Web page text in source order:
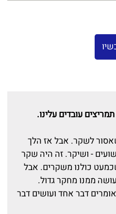
עובדים עלינו.
לשקר. אבל אז הלך
- ושיקר. זה היה שקר
כולנו משקרים. אבל
ממנו מחקר גדול.
דבר אחד ועושים דבר